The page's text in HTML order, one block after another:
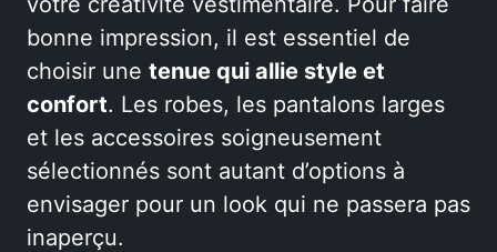
bonne impression, il est essentiel de
choisir une tenue qui allie style et
confort. Les robes, les pantalons larges
et les accessoires soigneusement
sélectionnés sont autant d’options à
envisager pour un look qui ne passera pas
inaperçu.